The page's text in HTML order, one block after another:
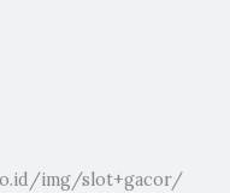
img/slot+gacor/